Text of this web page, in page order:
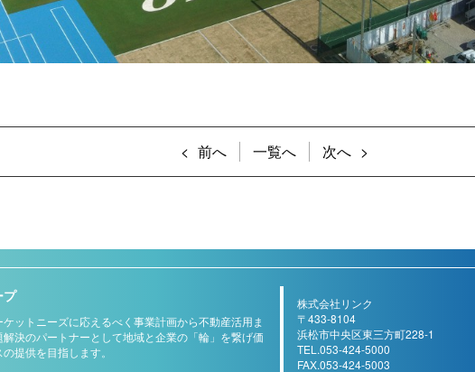
前へ 一覧へ 次へ
プ
ットニーズに応えるべく事業計画から不動産活用ま
決のパートナーとして地域と企業の「輪」を繋げ価
提供を目指します。
株式会社リンク
〒433-8104
浜松市中央区東三方町228-1
TEL.053-424-5000
FAX.053-424-5003